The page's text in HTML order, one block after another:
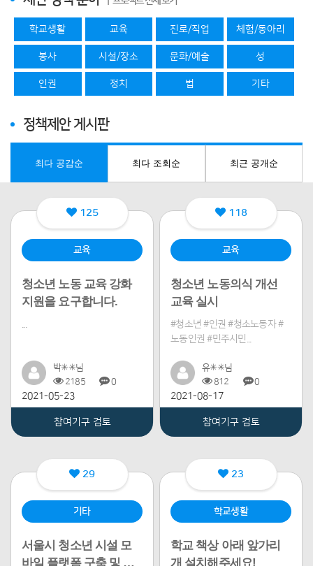
학교생활 교육 진로/직업 체험/동아리
봉사 시설/장소 문화/예술 성
인권 정치 법 기타
정책제안 게시판
최다 공감순 최다 조회순 최근 공개순
교육
청소년 노동 교육 강화
지원을 요구합니다.
박✳✳님
2185
0
2021-05-23
125
참여기구 검토
교육
청소년 노동의식 개선
교육 실시
#청소년 #인권 #청소노동자 #
노동인권 #민주시민...
유✳✳님
812
0
2021-08-17
118
참여기구 검토
기타
서울시 청소년 시설 모
바일 플랫폼 구축 및 홍
29
학교생활
학교 책상 아래 앞가리
개 설치해주세요!
23